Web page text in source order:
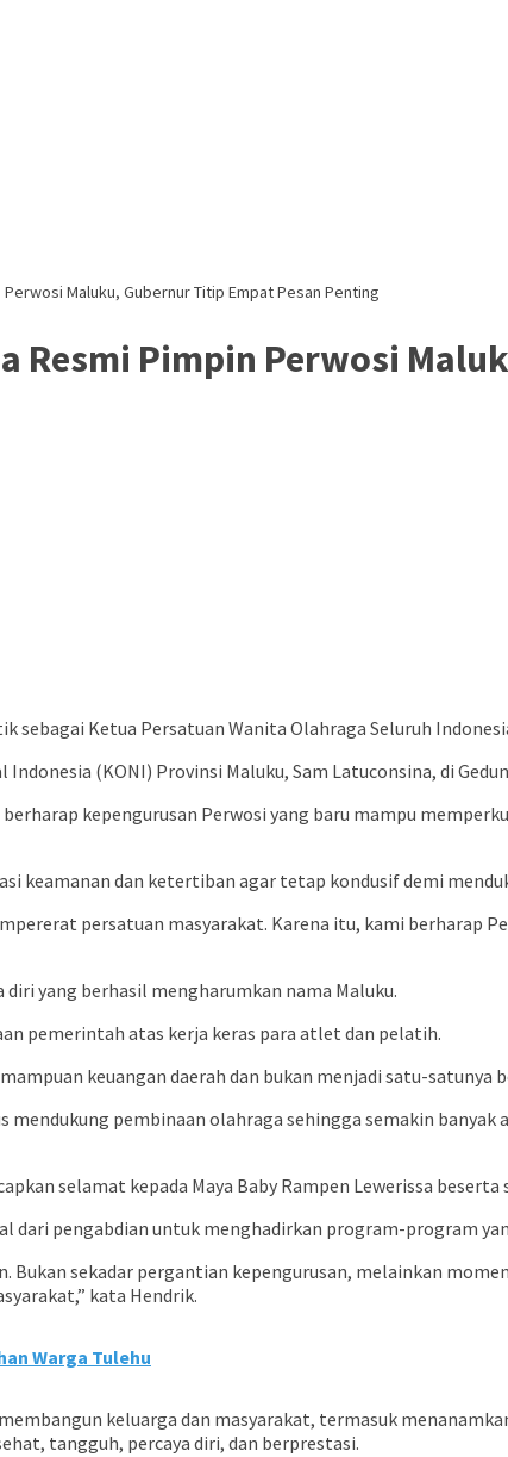
Maluku, Gubernur Titip Empat Pesan Penting
Resmi Pimpin Perwosi
sebagai Ketua Persatuan Wanita Olahraga Seluruh
(KONI) Provinsi Maluku, Sam Latuconsina, di
kepengurusan Perwosi yang baru mampu
keamanan dan ketertiban agar tetap kondusif demi
persatuan masyarakat. Karena itu, kami berharap
yang berhasil mengharumkan nama Maluku.
pemerintah atas kerja keras para atlet dan pelatih.
keuangan daerah dan bukan menjadi satu-satunya
pembinaan olahraga sehingga semakin
selamat kepada Maya Baby Rampen Lewerissa
dari pengabdian untuk menghadirkan program-program
Bukan sekadar pergantian kepengurusan, melainkan
kata Hendrik.
Warga Tulehu
keluarga dan masyarakat, termasuk
tangguh, percaya diri, dan berprestasi.